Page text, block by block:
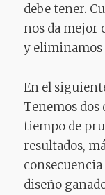
debe tener.
nos da mejor
y eliminamos
En el
Tenemos
tiempo de
resultados,
consecuencia
diseño